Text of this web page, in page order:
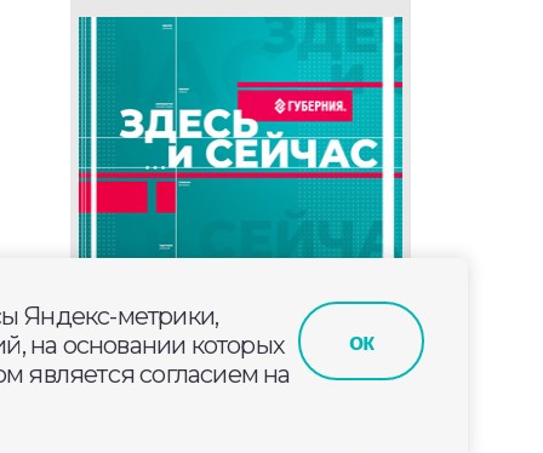
Яндекс-метрики,
на основании которых
является согласием на
ок